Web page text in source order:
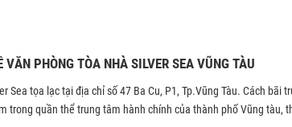
VĂN PHÒNG TÒA NHÀ SILVER SEA VŨNG TÀU
Sea tọa lạc tại địa chỉ số 47 Ba Cu, P1, Tp.Vũng Tàu. Cách bãi
trong quần thể trung tâm hành chính của thành phố Vũng tàu,